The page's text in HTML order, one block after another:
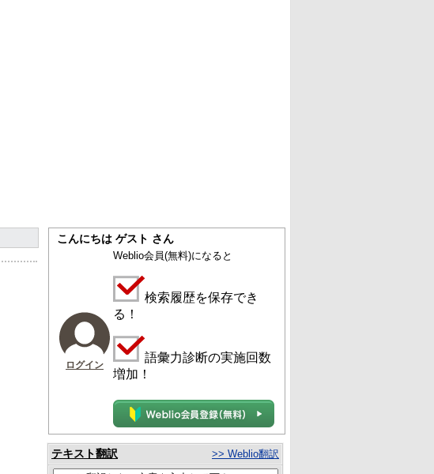
こんにちは ゲスト さん
ログイン
Weblio会員(無料)になると
検索履歴を保存でき
る！
語彙力診断の実施回数
増加！
テキスト翻訳 >> Weblio翻訳